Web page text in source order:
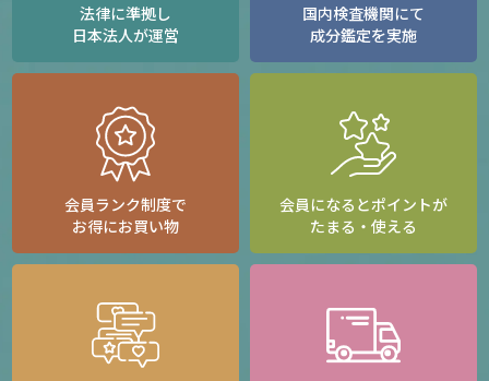
法律に準拠し
日本法人が運営
国内検査機関にて
成分鑑定を実施
会員ランク制度で
お得にお買い物
会員になるとポイントが
たまる・使える